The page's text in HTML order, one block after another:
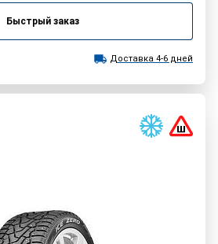
Быстрый заказ
Доставка 4-6 дней